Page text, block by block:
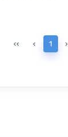
‹‹ ‹ 1 ›